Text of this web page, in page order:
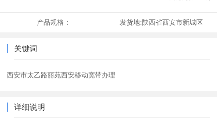
产品规格： 发货地:陕西省西安市新城区
关键词
西安市太乙路丽苑西安移动宽带办理
详细说明